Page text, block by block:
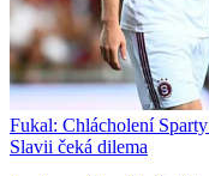
Fukal: Chlácholení
Slavii čeká dilema